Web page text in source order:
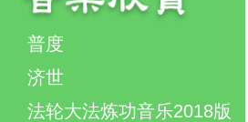
普度
济世
法轮大法炼功音乐2018版